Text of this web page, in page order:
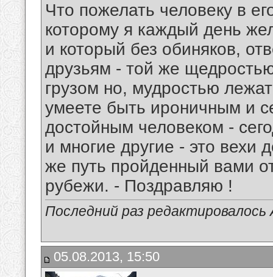
Что пожелать человеку в
которому я каждый день
и который без обиняков,
друзьям - той же
грузом но, мудростью
умеете быть ироничным и
достойным человеком -
и многие другие - это вехи
же путь пройденный вами
рубежи. - Поздравляю !
Последний раз
05.08.2013, 15:50